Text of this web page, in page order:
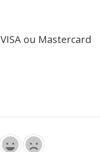
ou Mastercard